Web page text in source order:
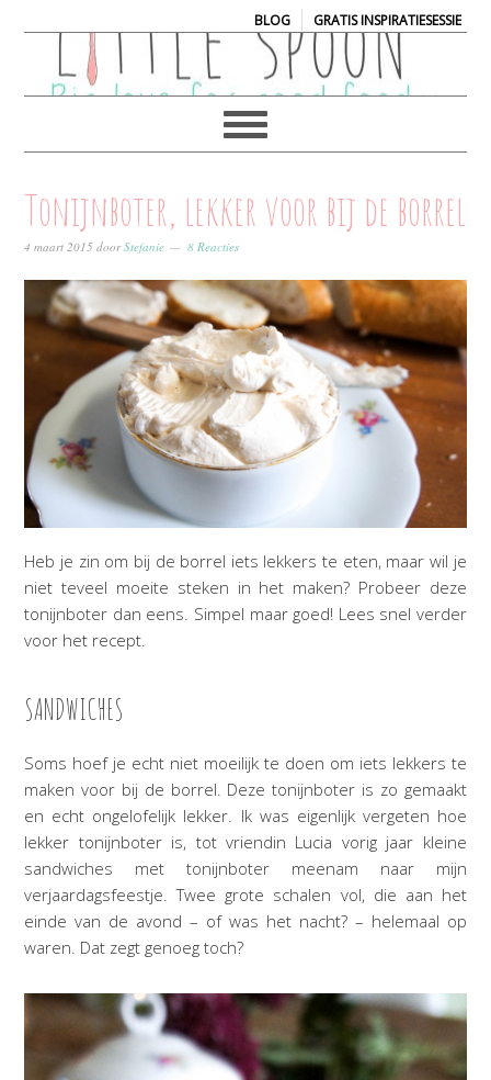
BLOG| GRATIS INSPIRATIESESSIE
Tonijnboter, lekker voor bij de borrel
4 maart 2015 doorStefanie 8 Reacties
Heb je zin om bij de borrel iets lekkers te eten, maar wil je
niet teveel moeite steken in het maken? Probeer deze
tonijnboter dan eens. Simpel maar goed! Lees snel verder
voor het recept.
SANDWICHES
Soms hoef je echt niet moeilijk te doen om iets lekkers te
maken voor bij de borrel. Deze tonijnboter is zo gemaakt
en echt ongelofelijk lekker. Ik was eigenlijk vergeten hoe
lekker tonijnboter is, tot vriendin Lucia vorig jaar kleine
sandwiches met tonijnboter meenam naar mijn
verjaardagsfeestje. Twee grote schalen vol, die aan het
einde van de avond – of was het nacht? – helemaal op
waren. Dat zegt genoeg toch?